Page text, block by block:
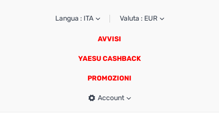
Langua : ITA Valuta : EUR
AVVISI
YAESU CASHBACK
PROMOZIONI
Account